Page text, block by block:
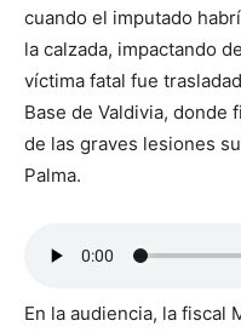
cuando el imputado
la calzada, impactando
víctima fatal fue
Base de Valdivia, donde
de las graves lesiones
Palma.
En la audiencia, la fiscal